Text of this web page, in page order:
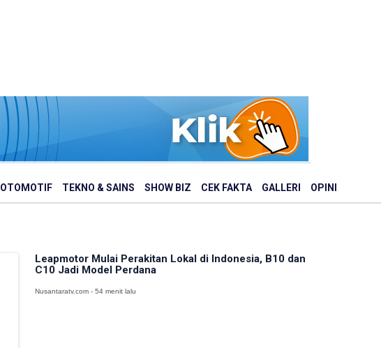
OTOMOTIF TEKNO & SAINS SHOW BIZ CEK FAKTA GALLERI OPINI
Leapmotor Mulai Perakitan Lokal di Indonesia, B10 dan
C10 Jadi Model Perdana
Nusantaratv.com - 54 menit lalu